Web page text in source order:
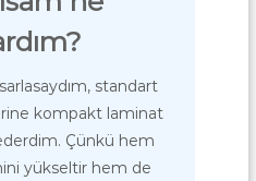
standart
kompakt laminat
Çünkü hem
yükseltir hem de